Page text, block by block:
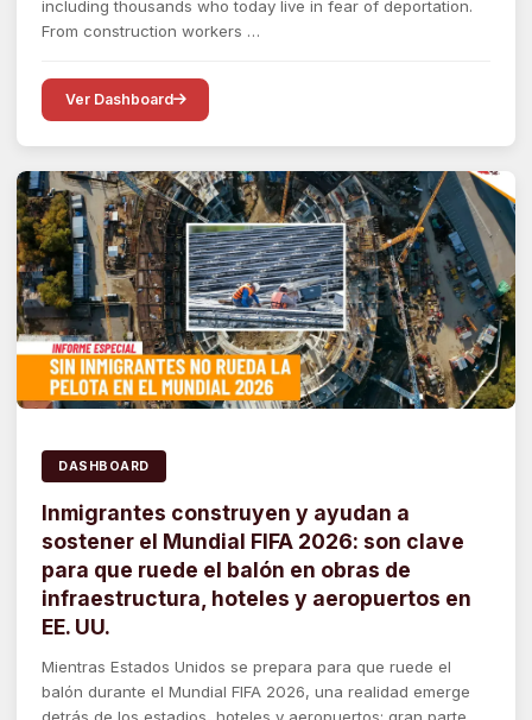
including thousands who today live in fear of deportation.
From construction workers …
Ver Dashboard
DASHBOARD
Inmigrantes construyen y ayudan a
sostener el Mundial FIFA 2026: son clave
para que ruede el balón en obras de
infraestructura, hoteles y aeropuertos en
EE. UU.
Mientras Estados Unidos se prepara para que ruede el
balón durante el Mundial FIFA 2026, una realidad emerge
detrás de los estadios, hoteles y aeropuertos: gran parte